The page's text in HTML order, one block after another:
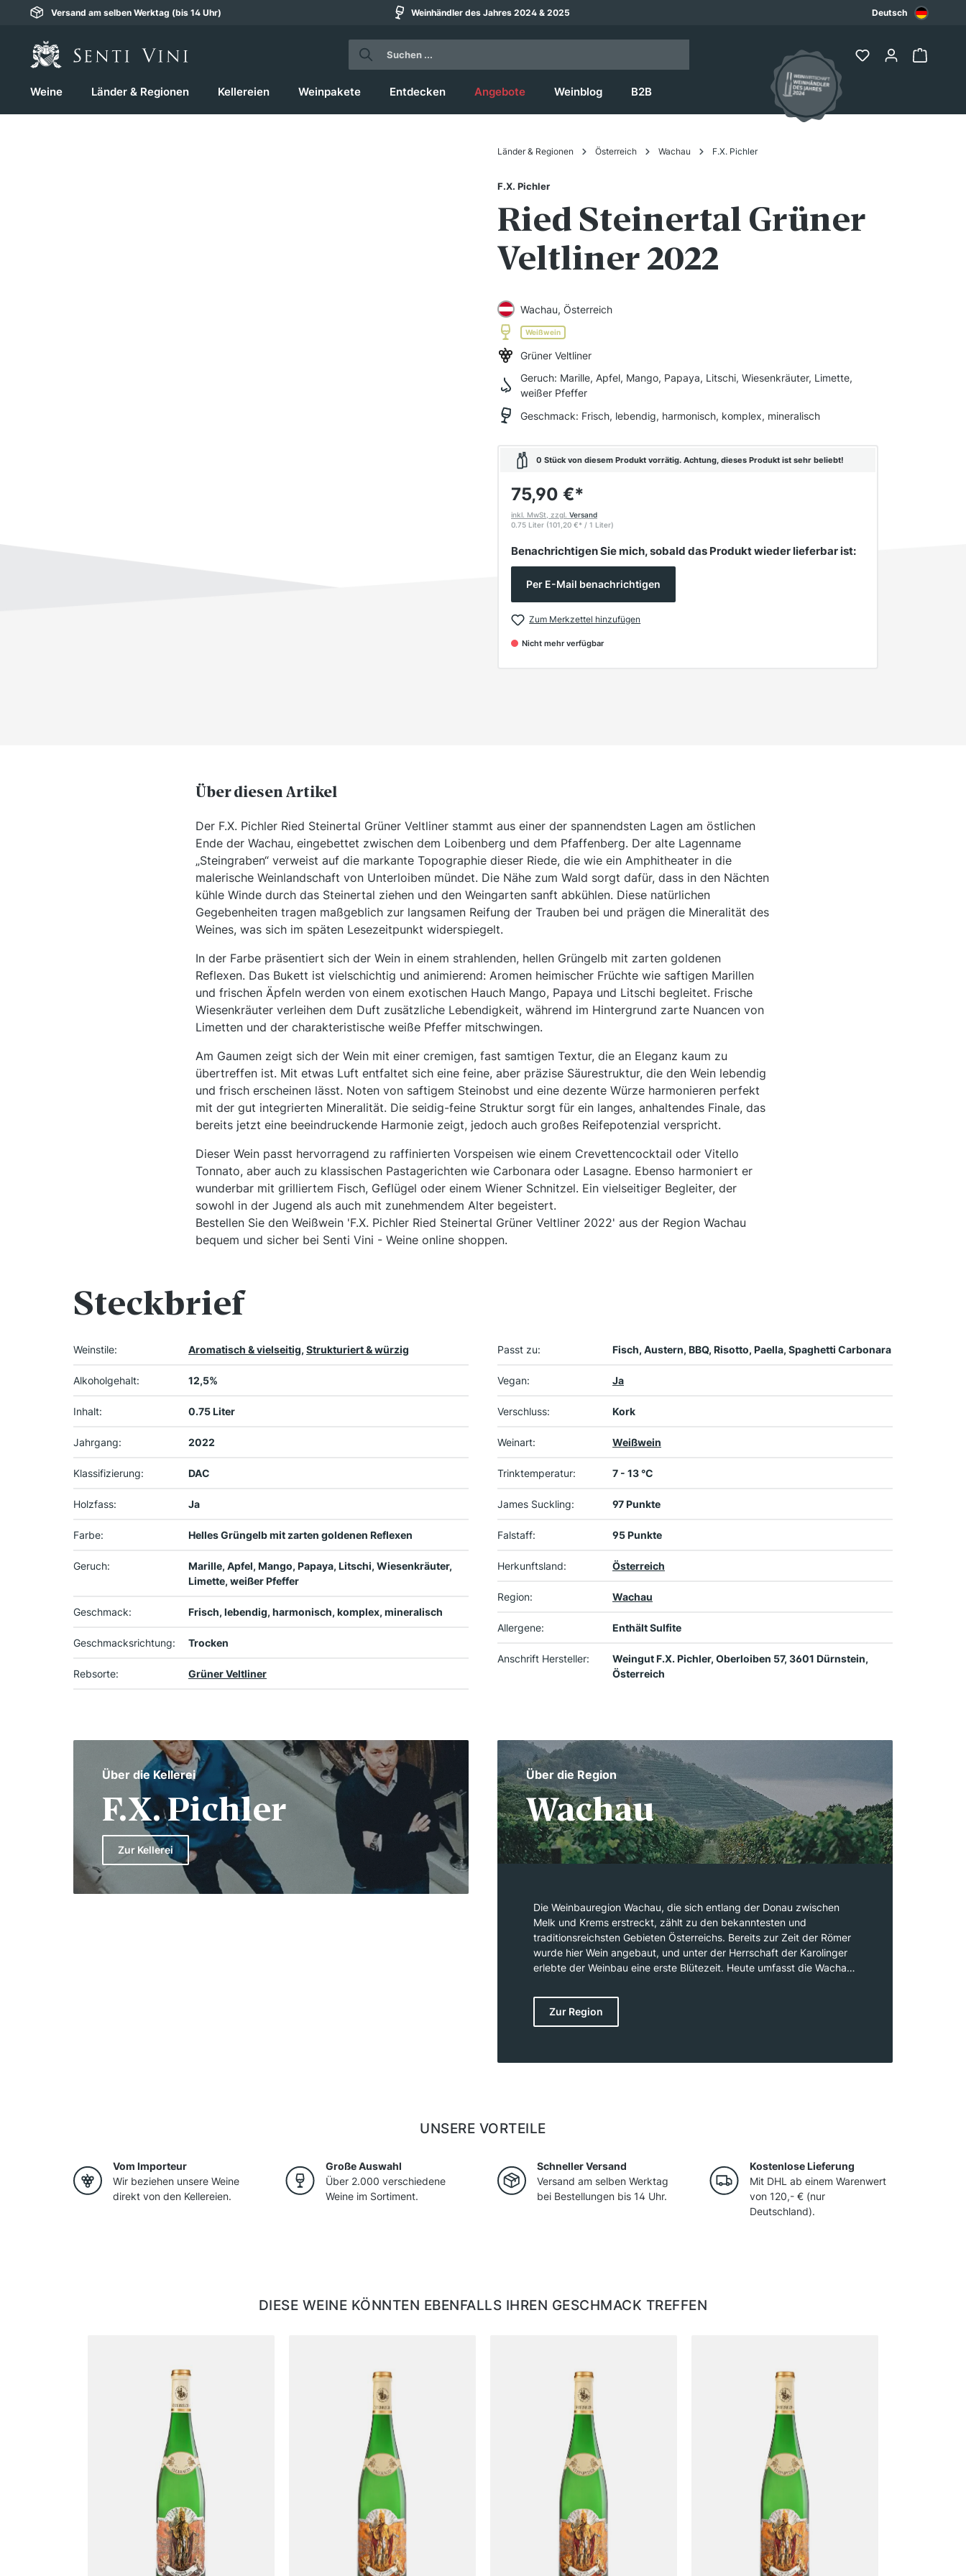
Zur Hauptnavigation springen
Versand am selben Werktag (bis 14 Uhr) Weinhändler des Jahres 2024 & 2025 Deutsch
Weine Länder & Regionen Kellereien Weinpakete Entdecken Angebote Weinblog B2B
Länder & Regionen Österreich Wachau F.X. Pichler
F.X. Pichler
Ried Steinertal Grüner
Veltliner 2022
Wachau, Österreich
Weißwein
Grüner Veltliner
Geruch: Marille, Apfel, Mango, Papaya, Litschi, Wiesenkräuter, Limette,
weißer Pfeffer
Geschmack: Frisch, lebendig, harmonisch, komplex, mineralisch
0 Stück von diesem Produkt vorrätig. Achtung, dieses Produkt ist sehr beliebt!
75,90 €*
inkl. MwSt, zzgl. Versand
0.75 Liter (101,20 €* / 1 Liter)
Benachrichtigen Sie mich, sobald das Produkt wieder lieferbar ist:
Per E-Mail benachrichtigen
Zum Merkzettel hinzufügen
Nicht mehr verfügbar
Über diesen Artikel
Der F.X. Pichler Ried Steinertal Grüner Veltliner stammt aus einer der spannendsten Lagen am östlichen
Ende der Wachau, eingebettet zwischen dem Loibenberg und dem Pfaffenberg. Der alte Lagenname
„Steingraben“ verweist auf die markante Topographie dieser Riede, die wie ein Amphitheater in die
malerische Weinlandschaft von Unterloiben mündet. Die Nähe zum Wald sorgt dafür, dass in den Nächten
kühle Winde durch das Steinertal ziehen und den Weingarten sanft abkühlen. Diese natürlichen
Gegebenheiten tragen maßgeblich zur langsamen Reifung der Trauben bei und prägen die Mineralität des
Weines, was sich im späten Lesezeitpunkt widerspiegelt.
In der Farbe präsentiert sich der Wein in einem strahlenden, hellen Grüngelb mit zarten goldenen
Reflexen. Das Bukett ist vielschichtig und animierend: Aromen heimischer Früchte wie saftigen Marillen
und frischen Äpfeln werden von einem exotischen Hauch Mango, Papaya und Litschi begleitet. Frische
Wiesenkräuter verleihen dem Duft zusätzliche Lebendigkeit, während im Hintergrund zarte Nuancen von
Limetten und der charakteristische weiße Pfeffer mitschwingen.
Am Gaumen zeigt sich der Wein mit einer cremigen, fast samtigen Textur, die an Eleganz kaum zu
übertreffen ist. Mit etwas Luft entfaltet sich eine feine, aber präzise Säurestruktur, die den Wein lebendig
und frisch erscheinen lässt. Noten von saftigem Steinobst und eine dezente Würze harmonieren perfekt
mit der gut integrierten Mineralität. Die seidig-feine Struktur sorgt für ein langes, anhaltendes Finale, das
bereits jetzt eine beeindruckende Harmonie zeigt, jedoch auch großes Reifepotenzial verspricht.
Dieser Wein passt hervorragend zu raffinierten Vorspeisen wie einem Crevettencocktail oder Vitello
Tonnato, aber auch zu klassischen Pastagerichten wie Carbonara oder Lasagne. Ebenso harmoniert er
wunderbar mit grilliertem Fisch, Geflügel oder einem Wiener Schnitzel. Ein vielseitiger Begleiter, der
sowohl in der Jugend als auch mit zunehmendem Alter begeistert.
Bestellen Sie den Weißwein 'F.X. Pichler Ried Steinertal Grüner Veltliner 2022' aus der Region Wachau
bequem und sicher bei Senti Vini - Weine online shoppen.
Steckbrief
Weinstile: Aromatisch & vielseitig, Strukturiert & würzig
Alkoholgehalt: 12,5%
Inhalt: 0.75 Liter
Jahrgang: 2022
Klassifizierung: DAC
Holzfass: Ja
Farbe: Helles Grüngelb mit zarten goldenen Reflexen
Geruch:
Marille, Apfel, Mango, Papaya, Litschi, Wiesenkräuter,
Limette, weißer Pfeffer
Geschmack: Frisch, lebendig, harmonisch, komplex, mineralisch
Geschmacksrichtung: Trocken
Rebsorte: Grüner Veltliner
Passt zu: Fisch, Austern, BBQ, Risotto, Paella, Spaghetti Carbonara
Vegan: Ja
Verschluss: Kork
Weinart: Weißwein
Trinktemperatur: 7 - 13 °C
James Suckling: 97 Punkte
Falstaff: 95 Punkte
Herkunftsland: Österreich
Region: Wachau
Allergene: Enthält Sulfite
Anschrift Hersteller:
Weingut F.X. Pichler, Oberloiben 57, 3601 Dürnstein,
Österreich
Über die Kellerei
F.X. Pichler
Zur Kellerei
Über die Region
Wachau
Die Weinbauregion Wachau, die sich entlang der Donau zwischen
Melk und Krems erstreckt, zählt zu den bekanntesten und
traditionsreichsten Gebieten Österreichs. Bereits zur Zeit der Römer
wurde hier Wein angebaut, und unter der Herrschaft der Karolinger
erlebte der Weinbau eine erste Blütezeit. Heute umfasst die Wachau
liegt, welche zu 40 % mit Trockensteinmauern befestigt sind. Das
einzigartige Zusammenspiel von Mikroklima, Bodenformationen und
der Donau prägt die charakteristischen Weine der Region,
Zur Region
UNSERE VORTEILE
Vom Importeur
Wir beziehen unsere Weine
direkt von den Kellereien.
Große Auswahl
Über 2.000 verschiedene
Weine im Sortiment.
Schneller Versand
Versand am selben Werktag
bei Bestellungen bis 14 Uhr.
Kostenlose Lieferung
Mit DHL ab einem Warenwert
von 120,- € (nur
Deutschland).
DIESE WEINE KÖNNTEN EBENFALLS IHREN GESCHMACK TREFFEN